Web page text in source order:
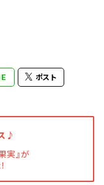
ポスト
♪
実』が